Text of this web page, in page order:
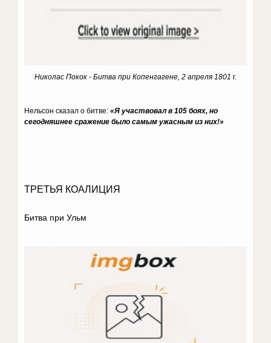
Николас Покок - Битва при Копенгагене, 2 апреля 1801 г.
Нельсон сказал о битве:«Я участвовал в 105 боях, но
сегодняшнее сражение было самым ужасным из них!»
ТРЕТЬЯ КОАЛИЦИЯ
Битва при Ульм